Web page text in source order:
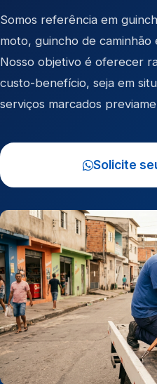
Somos referência em
moto, guincho de caminhão
Nosso objetivo é oferecer
custo-benefício, seja em
serviços marcados
Solicite